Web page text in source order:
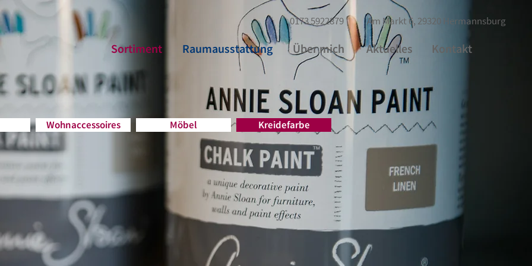
0173 5922879 Am Markt 6, 29320 Hermannsburg
Sortiment Raumausstattung Über mich Aktuelles Kontakt
Wohnaccessoires Möbel Kreidefarbe